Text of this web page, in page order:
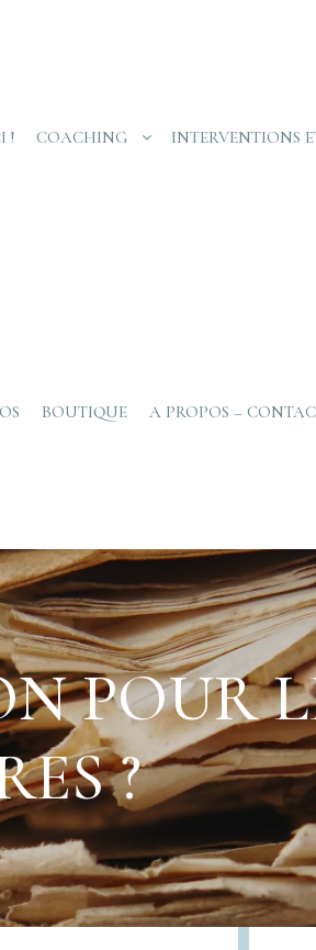
! COACHING INTERVENTIONS
BOUTIQUE A PROPOS –
POUR
?